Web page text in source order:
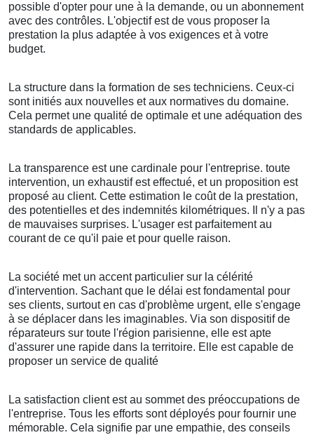
possible d'opter pour une à la demande, ou un abonnement
avec des contrôles. L'objectif est de vous proposer la
prestation la plus adaptée à vos exigences et à votre
budget.
La structure dans la formation de ses techniciens. Ceux-ci
sont initiés aux nouvelles et aux normatives du domaine.
Cela permet une qualité de optimale et une adéquation des
standards de applicables.
La transparence est une cardinale pour l'entreprise. toute
intervention, un exhaustif est effectué, et un proposition est
proposé au client. Cette estimation le coût de la prestation,
des potentielles et des indemnités kilométriques. Il n'y a pas
de mauvaises surprises. L'usager est parfaitement au
courant de ce qu'il paie et pour quelle raison.
La société met un accent particulier sur la célérité
d'intervention. Sachant que le délai est fondamental pour
ses clients, surtout en cas d'problème urgent, elle s'engage
à se déplacer dans les imaginables. Via son dispositif de
réparateurs sur toute l'région parisienne, elle est apte
d'assurer une rapide dans la territoire. Elle est capable de
proposer un service de qualité
La satisfaction client est au sommet des préoccupations de
l'entreprise. Tous les efforts sont déployés pour fournir une
mémorable. Cela signifie par une empathie, des conseils